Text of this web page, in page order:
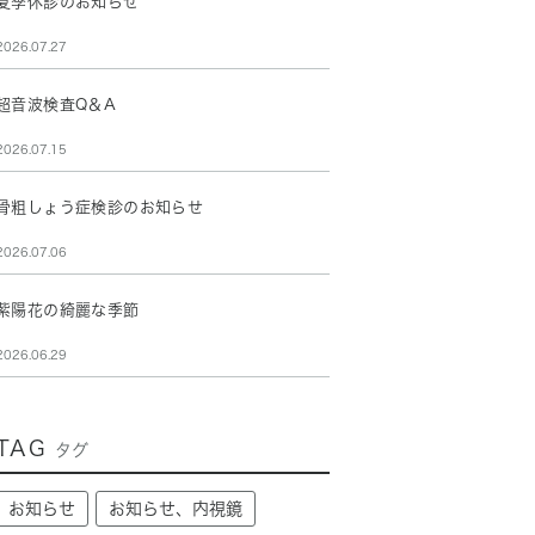
音波検査Q＆A
粗しょう症検診のお知らせ
陽花の綺麗な季節
タグ
お知らせ お知らせ、内視鏡